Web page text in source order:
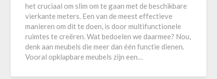
het cruciaal om slim om te gaan met de beschikbare
vierkante meters. Een van de meest effectieve
manieren om dit te doen, is door multifunctionele
ruimtes te creëren. Wat bedoelen we daarmee? Nou,
denk aan meubels die meer dan één functie dienen.
Vooral opklapbare meubels zijn een…